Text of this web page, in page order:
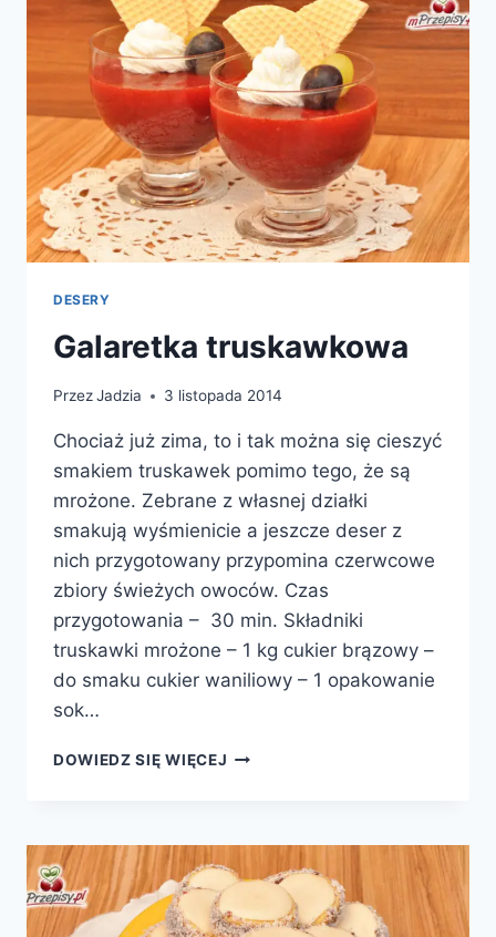
DESERY
Galaretka truskawkowa
PrzezJadzia 3 listopada 2014
Chociaż już zima, to i tak można się cieszyć
smakiem truskawek pomimo tego, że są
mrożone. Zebrane z własnej działki
smakują wyśmienicie a jeszcze deser z
nich przygotowany przypomina czerwcowe
zbiory świeżych owoców. Czas
przygotowania – 30 min. Składniki
truskawki mrożone – 1 kg cukier brązowy –
do smaku cukier waniliowy – 1 opakowanie
sok…
DOWIEDZ SIĘ WIĘCEJ GALARETKA